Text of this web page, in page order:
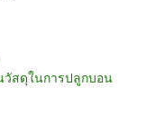
วัสดุในการปลูกบอน